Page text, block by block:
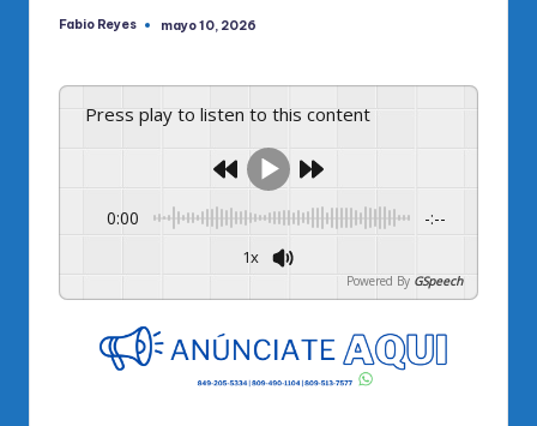
RPublicado
Fabio Reyes mayo 10, 2026
Press play to listen to this content
0:00 -:--
1x
Powered By GSpeech